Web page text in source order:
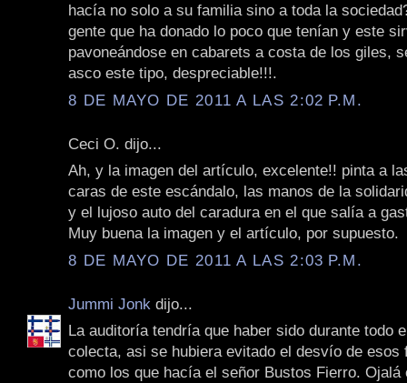
hacía no solo a su familia sino a toda la
gente que ha donado lo poco que tenían y este
pavoneándose en cabarets a costa de los giles,
asco este tipo, despreciable!!!.
8 DE MAYO DE 2011 A LAS 2:02 P.M.
Ceci O. dijo...
Ah, y la imagen del artículo, excelente!! pinta a
caras de este escándalo, las manos de la
y el lujoso auto del caradura en el que salía a
Muy buena la imagen y el artículo, por supuesto.
8 DE MAYO DE 2011 A LAS 2:03 P.M.
Jummi Jonk dijo...
La auditoría tendría que haber sido durante todo
colecta, asi se hubiera evitado el desvío de esos
como los que hacía el señor Bustos Fierro. Ojalá